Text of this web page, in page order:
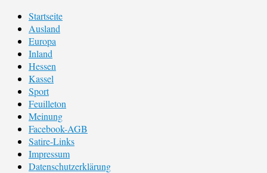
Startseite
Ausland
Europa
Inland
Hessen
Kassel
Sport
Feuilleton
Meinung
Facebook-AGB
Satire-Links
Impressum
Datenschutzerklärung